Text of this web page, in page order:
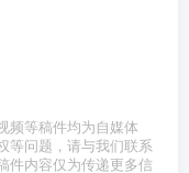
频等稿件均为自媒体
等问题，请与我们联系
件内容仅为传递更多信